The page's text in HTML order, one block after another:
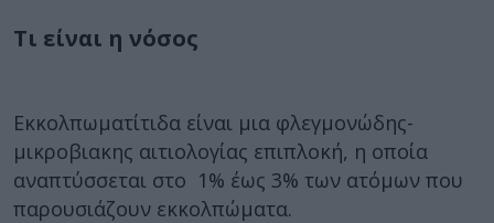
Τι είναι η νόσος
Εκκολπωματίτιδα είναι μια φλεγμονώδης-
μικροβιακης αιτιολογίας επιπλοκή, η οποία
αναπτύσσεται στο 1% έως 3% των ατόμων που
παρουσιάζουν εκκολπώματα.